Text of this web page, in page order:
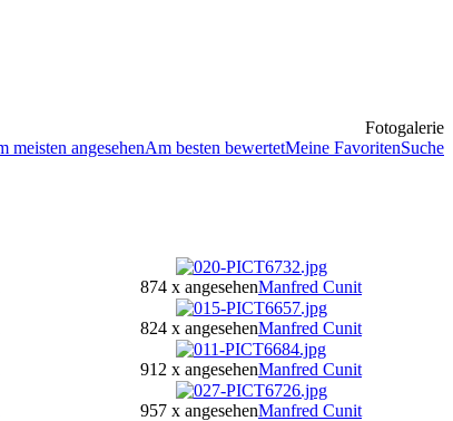
Fotogalerie
meisten angesehenAm besten bewertetMeine FavoritenSuche
874 x angesehenManfred Cunit
824 x angesehenManfred Cunit
912 x angesehenManfred Cunit
957 x angesehenManfred Cunit